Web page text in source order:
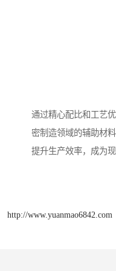
通过精心配比和工艺
密制造领域的辅助材
提升生产效率，成为现
http://www.yuanmao6842.com